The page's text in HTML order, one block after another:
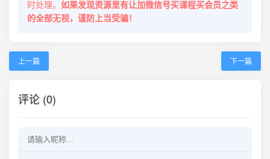
时处理。 如果发现资源里有让加微信号买课程买会员之类
的全部无视，谨防上当受骗！
上一篇 下一篇
评论 (0)